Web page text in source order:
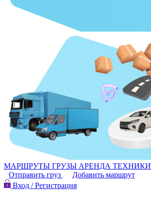
МАРШРУТЫ ГРУЗЫ АРЕНДА ТЕХНИКИ
Отправить груз
Добавить маршрут
Вход / Регистрация